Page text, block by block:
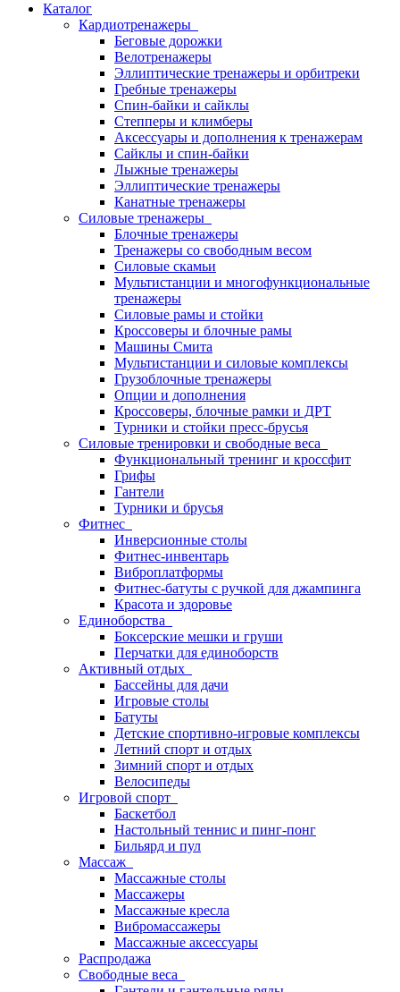
Каталог
Кардиотренажеры
Беговые дорожки
Велотренажеры
Эллиптические тренажеры и орбитреки
Гребные тренажеры
Спин-байки и сайклы
Степперы и климберы
Аксессуары и дополнения к тренажерам
Сайклы и спин-байки
Лыжные тренажеры
Эллиптические тренажеры
Канатные тренажеры
Силовые тренажеры
Блочные тренажеры
Тренажеры со свободным весом
Силовые скамьи
Мультистанции и многофункциональные
тренажеры
Силовые рамы и стойки
Кроссоверы и блочные рамы
Машины Смита
Мультистанции и силовые комплексы
Грузоблочные тренажеры
Опции и дополнения
Кроссоверы, блочные рамки и ДРТ
Турники и стойки пресс-брусья
Силовые тренировки и свободные веса
Функциональный тренинг и кроссфит
Грифы
Гантели
Турники и брусья
Фитнес
Инверсионные столы
Фитнес-инвентарь
Виброплатформы
Фитнес-батуты с ручкой для джампинга
Красота и здоровье
Единоборства
Боксерские мешки и груши
Перчатки для единоборств
Активный отдых
Бассейны для дачи
Игровые столы
Батуты
Детские спортивно-игровые комплексы
Летний спорт и отдых
Зимний спорт и отдых
Велосипеды
Игровой спорт
Баскетбол
Настольный теннис и пинг-понг
Бильярд и пул
Массаж
Массажные столы
Массажеры
Массажные кресла
Вибромассажеры
Массажные аксессуары
Распродажа
Свободные веса